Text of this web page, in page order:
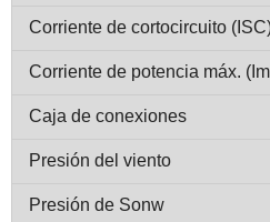
Corriente de cortocircuito
Corriente de potencia máx.
Caja de conexiones
Presión del viento
Presión de Sonw